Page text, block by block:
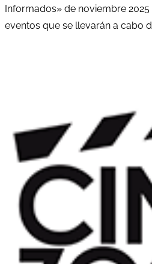
Informados» de noviembre
eventos que se llevarán a cabo